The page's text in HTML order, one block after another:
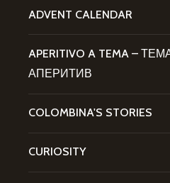
ADVENT CALENDAR
APERITIVO A TEMA –
АПЕРИТИВ
COLOMBINA'S STORIES
CURIOSITY